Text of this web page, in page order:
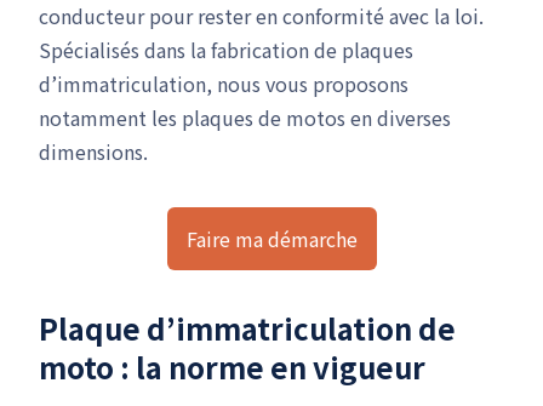
conducteur pour rester en conformité avec la loi.
Spécialisés dans la fabrication de plaques
d’immatriculation, nous vous proposons
notamment les plaques de motos en diverses
dimensions.
Faire ma démarche
Plaque d’immatriculation de
moto : la norme en vigueur